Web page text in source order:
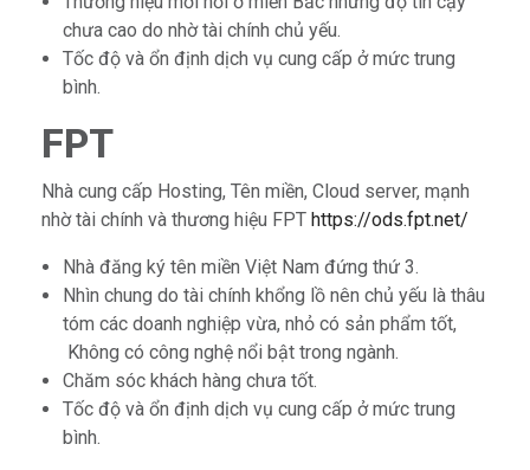
chưa cao do nhờ tài chính chủ yếu.
Tốc độ và ổn định dịch vụ cung cấp ở mức trung
bình.
FPT
Nhà cung cấp Hosting, Tên miền, Cloud server, mạnh
nhờ tài chính và thương hiệu FPT https://ods.fpt.net/
Nhà đăng ký tên miền Việt Nam đứng thứ 3.
Nhìn chung do tài chính khổng lồ nên chủ yếu là thâu
tóm các doanh nghiệp vừa, nhỏ có sản phẩm tốt,
Không có công nghệ nổi bật trong ngành.
Chăm sóc khách hàng chưa tốt.
Tốc độ và ổn định dịch vụ cung cấp ở mức trung
bình.